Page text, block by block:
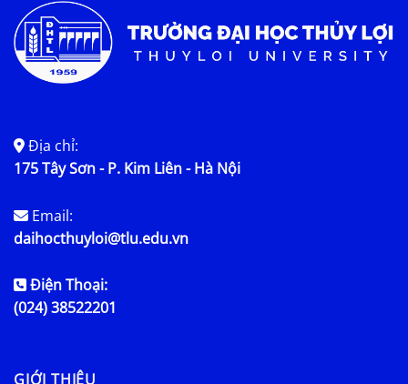
Địa chỉ:
175 Tây Sơn - P. Kim Liên - Hà Nội
Email:
daihocthuyloi@tlu.edu.vn
Điện Thoại:
(024) 38522201
GIỚI THIỆU